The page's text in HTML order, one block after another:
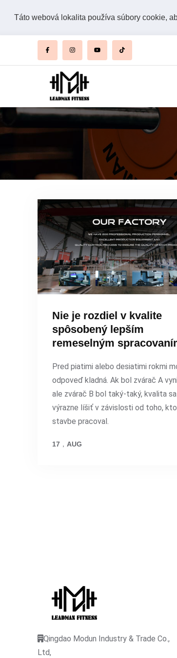
Táto webová lokalita používa súbory cookie,
Nie je rozdiel v kvalite
spôsobený lepším
remeselným
Pred piatimi alebo desiatimi rokmi
odpoveď kladná. Ak bol zvárač A
ale zvárač B bol taký-taký, kvalita
výrazne líšiť v závislosti od toho, kto
stavbe pracoval.
17 ， AUG
Qingdao Modun Industry & Trade Co.,
Ltd,